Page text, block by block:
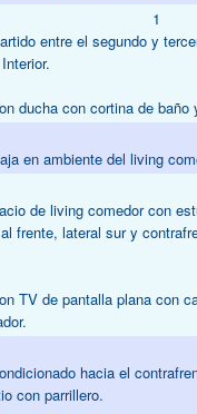
1
entre el segundo y
ducha con cortina de baño
en ambiente del living
de living comedor con
frente, lateral sur y
TV de pantalla plana con
hacia el
con parrillero.